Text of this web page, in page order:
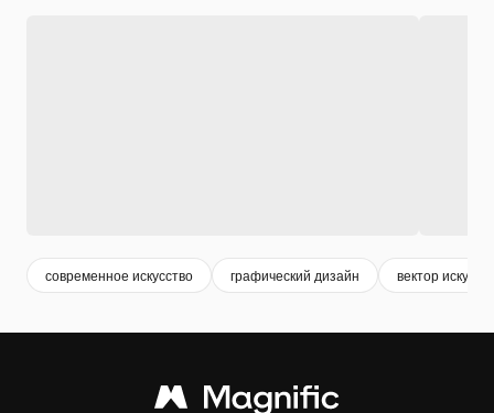
современное искусство графический дизайн вектор